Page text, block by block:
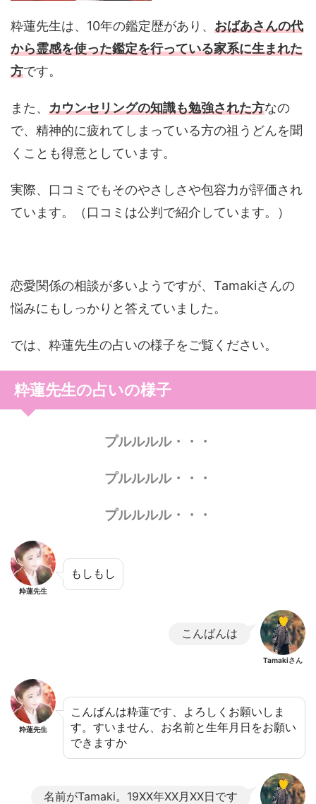
粋蓮先生は、10年の鑑定歴があり、 おばあさんの代
から霊感を使った鑑定を行っている家系に生まれた
方です。
また、 カウンセリングの知識も勉強された方なの
で、精神的に疲れてしまっている方の祖うどんを聞
くことも得意としています。
実際、口コミでもそのやさしさや包容力が評価され
ています。（口コミは公判で紹介しています。）
恋愛関係の相談が多いようですが、Tamakiさんの
悩みにもしっかりと答えていました。
では、粋蓮先生の占いの様子をご覧ください。
粋蓮先生の占いの様子
プルルルル・・・
プルルルル・・・
プルルルル・・・
粋蓮先生
もしもし
こんばんは
Tamakiさん
粋蓮先生
こんばんは粋蓮です、よろしくお願いしま
す。すいません、お名前と生年月日をお願い
できますか
名前がTamaki。19XX年XX月XX日です